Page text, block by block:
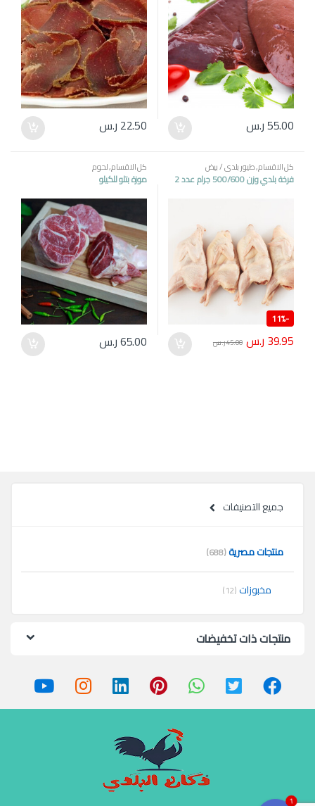
55.00ر.س 22.50 ر.س
كل الاقسام,طيور بلدي / بيض
فرخة بلدي وزن 500/600 جرام عدد 2
-
11%
39.95 ر.س 45.00ر.س
كل الاقسام,لحوم
موزة بتلو للكيلو
65.00ر.س
جميع التصنيفات
منتجات مصرية(688)
مخبوزات(12)
منتجات ذات تخفيضات
1